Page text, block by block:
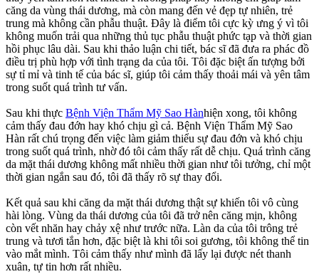
căng da vùng thái dương, mà còn mang đến vẻ đẹp tự nhiên, trẻ
trung mà không cần phẫu thuật. Đây là điểm tôi cực kỳ ưng ý vì tôi
không muốn trải qua những thủ tục phẫu thuật phức tạp và thời gian
hồi phục lâu dài. Sau khi thảo luận chi tiết, bác sĩ đã đưa ra phác đồ
điều trị phù hợp với tình trạng da của tôi. Tôi đặc biệt ấn tượng bởi
sự tỉ mỉ và tinh tế của bác sĩ, giúp tôi cảm thấy thoải mái và yên tâm
trong suốt quá trình tư vấn.
Sau khi thực Bệnh Viện Thẩm Mỹ Sao Hànhiện xong, tôi không
cảm thấy đau đớn hay khó chịu gì cả. Bệnh Viện Thẩm Mỹ Sao
Hàn rất chú trọng đến việc làm giảm thiểu sự đau đớn và khó chịu
trong suốt quá trình, nhờ đó tôi cảm thấy rất dễ chịu. Quá trình căng
da mặt thái dương không mất nhiều thời gian như tôi tưởng, chỉ một
thời gian ngắn sau đó, tôi đã thấy rõ sự thay đổi.
Kết quả sau khi căng da mặt thái dương thật sự khiến tôi vô cùng
hài lòng. Vùng da thái dương của tôi đã trở nên căng mịn, không
còn vết nhăn hay chảy xệ như trước nữa. Làn da của tôi trông trẻ
trung và tươi tắn hơn, đặc biệt là khi tôi soi gương, tôi không thể tin
vào mắt mình. Tôi cảm thấy như mình đã lấy lại được nét thanh
xuân, tự tin hơn rất nhiều.